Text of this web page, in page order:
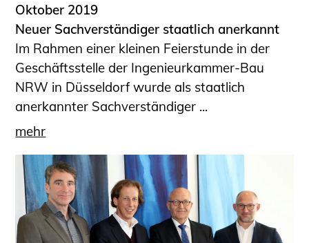
Oktober 2019
Neuer Sachverständiger staatlich anerkannt
Im Rahmen einer kleinen Feierstunde in der
Geschäftsstelle der Ingenieurkammer-Bau
NRW in Düsseldorf wurde als staatlich
anerkannter Sachverständiger ...
mehr